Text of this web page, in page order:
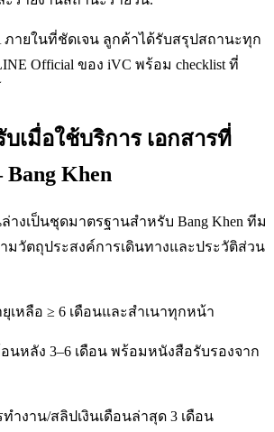
ายในที่ชัดเจน ลูกค้าได้รับสรุปสถานะทุก
Official ของ iVC พร้อม checklist ที่
เมื่อใช้บริการ เอกสารที่
Khen
างเป็นชุดมาตรฐานสำหรับ Bang Khen ทีม
มวัตถุประสงค์การเดินทางและประวัติส่วน
เหลือ ≥ 6 เดือนและสำเนาทุกหน้า
นหลัง 3–6 เดือน พร้อมหนังสือรับรองจาก
ำงาน/สลิปเงินเดือนล่าสุด 3 เดือน